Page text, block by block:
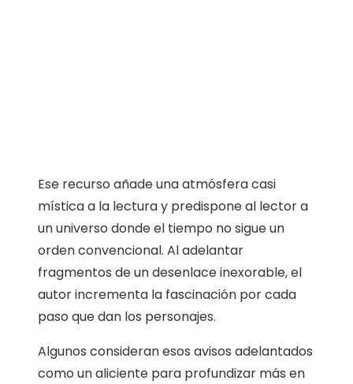
Ese recurso añade una atmósfera casi
mística a la lectura y predispone al lector a
un universo donde el tiempo no sigue un
orden convencional. Al adelantar
fragmentos de un desenlace inexorable, el
autor incrementa la fascinación por cada
paso que dan los personajes.
Algunos consideran esos avisos adelantados
como un aliciente para profundizar más en